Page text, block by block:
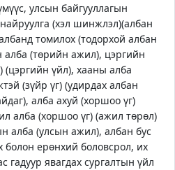
улсын байгууллагын
(хэл шинжлэл)(албан
томилох (тодорхой албан
(төрийн ажил), цэргийн
(цэргийн үйл), хааны алба
(зүйр үг) (удирдах албан
алба ахуй (хоршоо үг)
алба (хоршоо үг) (ажил төрөл)
алба (улсын ажил), албан бус
болон ерөнхий боловсрол, их
гадуур явагдах сургалтын үйл